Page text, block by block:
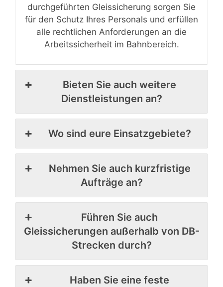
durchgeführten Gleissicherung sorgen Sie
für den Schutz Ihres Personals und erfüllen
alle rechtlichen Anforderungen an die
Arbeitssicherheit im Bahnbereich.
Bieten Sie auch weitere
Dienstleistungen an?
Wo sind eure Einsatzgebiete?
Nehmen Sie auch kurzfristige
Aufträge an?
Führen Sie auch
Gleissicherungen außerhalb von DB-
Strecken durch?
Haben Sie eine feste